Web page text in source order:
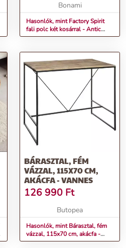
Bonami
Hasonlók, mint Factory Spirit
fali polc két kosárral - Antic
Line
BÁRASZTAL, FÉM
VÁZZAL, 115X70 CM,
AKÁCFA - VANNES
126 990 Ft
Butopea
Hasonlók, mint Bárasztal, fém
vázzal, 115x70 cm, akácfa -
VANNES